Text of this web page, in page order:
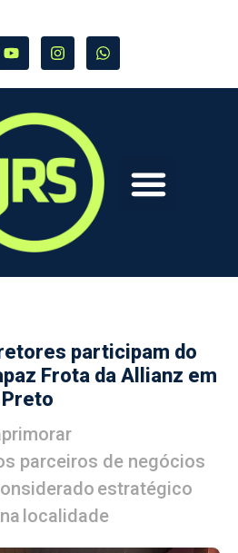
participam do
Frota da Allianz em
parceiros de negócios
estratégico
localidade